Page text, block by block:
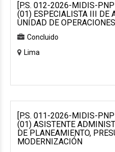
[P.S. 012-2026-MIDIS-
(01) ESPECIALISTA III DE
UNIDAD DE
Concluido
Lima
[P.S. 011-2026-MIDIS-
(01) ASISTENTE
DE PLANEAMIENTO,
MODERNIZACIÓN